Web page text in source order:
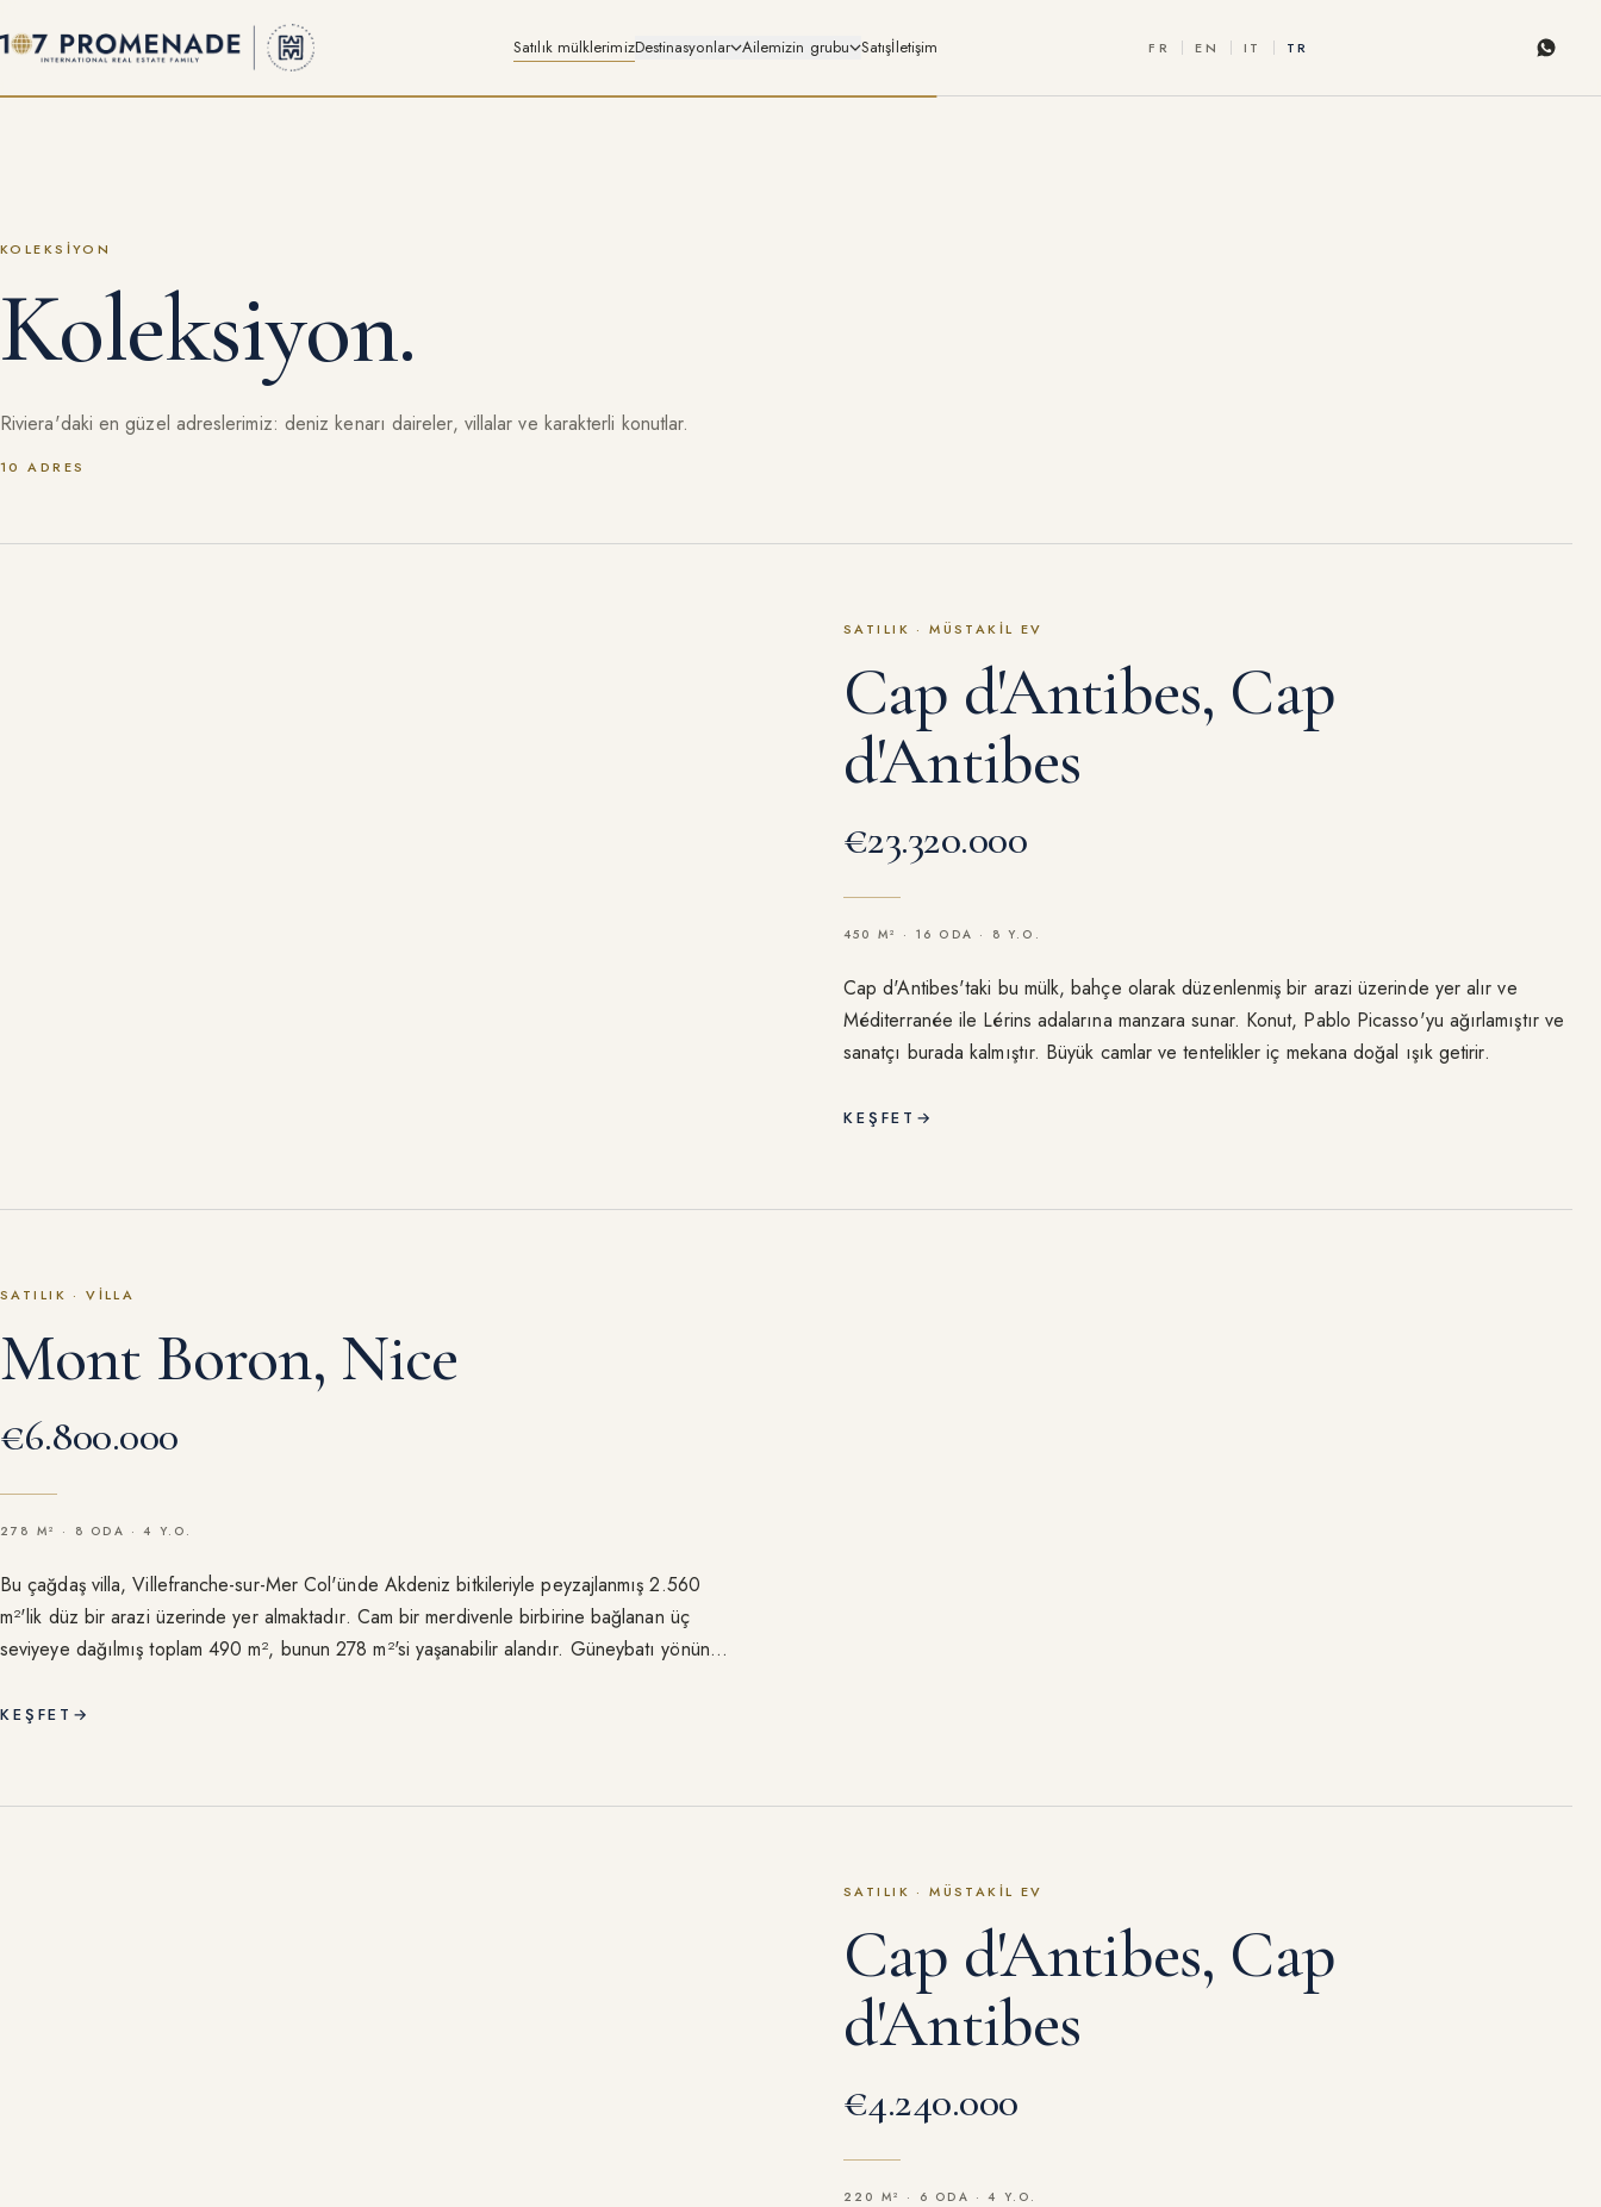
Satılık mülklerimizDestinasyonlar Ailemizin grubu Satışİletişim FR EN IT TR
KOLEKSIYON
Koleksiyon.
Riviera'daki en güzel adreslerimiz: deniz kenarı daireler, villalar ve karakterli konutlar.
10 ADRES
SATILIK ·MÜSTAKIL EV
Cap d'Antibes, Cap
d'Antibes
€23.320.000
450 M² · 16 ODA · 8 Y.O.
Cap d'Antibes'taki bu mülk, bahçe olarak düzenlenmiş bir arazi üzerinde yer alır ve
Méditerranée ile Lérins adalarına manzara sunar. Konut, Pablo Picasso'yu ağırlamıştır ve
sanatçı burada kalmıştır. Büyük camlar ve tentelikler iç mekana doğal ışık getirir.
KEŞFET →
SATILIK ·VILLA
Mont Boron, Nice
€6.800.000
278 M² · 8 ODA · 4 Y.O.
Bu çağdaş villa, Villefranche-sur-Mer Col'ünde Akdeniz bitkileriyle peyzajlanmış 2.560
m²'lik düz bir arazi üzerinde yer almaktadır. Cam bir merdivenle birbirine bağlanan üç
seviyeye dağılmış toplam 490 m², bunun 278 m²'si yaşanabilir alandır. Güneybatı yönüne
Préalpes d'Azur manzarası sunmaktadır. Col'ün olanakları birkaç dakika içinde, Nice
KEŞFET →
SATILIK ·MÜSTAKIL EV
Cap d'Antibes, Cap
d'Antibes
€4.240.000
220 M² · 6 ODA · 4 Y.O.